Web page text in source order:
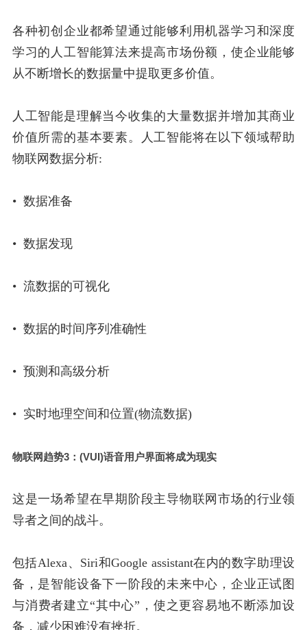
各种初创企业都希望通过能够利用机器学习和深度
学习的人工智能算法来提高市场份额，使企业能够
从不断增长的数据量中提取更多价值。
人工智能是理解当今收集的大量数据并增加其商业
价值所需的基本要素。人工智能将在以下领域帮助
物联网数据分析:
• 数据准备
• 数据发现
• 流数据的可视化
• 数据的时间序列准确性
• 预测和高级分析
• 实时地理空间和位置(物流数据)
物联网趋势3：(VUI)语音用户界面将成为现实
这是一场希望在早期阶段主导物联网市场的行业领
导者之间的战斗。
包括Alexa、Siri和Google assistant在内的数字助理设
备，是智能设备下一阶段的未来中心，企业正试图
与消费者建立“其中心”，使之更容易地不断添加设
备，减少困难没有挫折。